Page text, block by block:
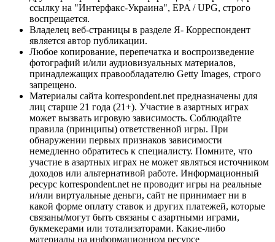
ссылку на "Интерфакс-Украина", EPA / UPG, строго
воспрещается.
Владелец веб-страницы в разделе Я- Корреспондент
является автор публикации.
Любое копирование, перепечатка и воспроизведение
фотографий и/или аудиовизуальных материалов,
принадлежащих правообладателю Getty Images, строго
запрещено.
Материалы сайта korrespondent.net предназначены для
лиц старше 21 года (21+). Участие в азартных играх
может вызвать игровую зависимость. Соблюдайте
правила (принципы) ответственной игры. При
обнаружении первых признаков зависимости
немедленно обратитесь к специалисту. Помните, что
участие в азартных играх не может являться источником
доходов или альтернативой работе. Информационный
ресурс korrespondent.net не проводит игры на реальные
и/или виртуальные деньги, сайт не принимает ни в
какой форме оплату ставок и других платежей, которые
связаны/могут быть связаны с азартными играми,
букмекерами или тотализаторами. Какие-либо
материалы на информационном ресурсе